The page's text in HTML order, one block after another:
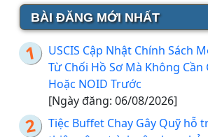
BÀI ĐĂNG MỚI NHẤT
USCIS Cập Nhật Chính Sách
Từ Chối Hồ Sơ Mà Không Cần
Hoặc NOID Trước
[Ngày đăng: 06/08/2026]
Tiệc Buffet Chay Gây Quỹ hỗ